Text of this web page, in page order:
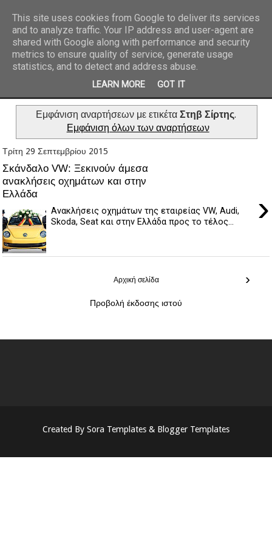
REPORTAZ NET
Εμφάνιση αναρτήσεων με ετικέτα Στηβ Σίρτης.
Εμφάνιση όλων των αναρτήσεων
Τρίτη 29 Σεπτεμβρίου 2015
Σκάνδαλο VW: Ξεκινούν άμεσα
ανακλήσεις οχημάτων και στην
Ελλάδα
›
Ανακλήσεις οχημάτων της εταιρείας VW, Audi,
Skoda, Seat και στην Ελλάδα προς το τέλος...
›
Αρχική σελίδα
Προβολή έκδοσης ιστού
Created By Sora Templates & Blogger Templates
This site uses cookies from Google to deliver its services
and to analyze traffic. Your IP address and user-agent are
shared with Google along with performance and security
metrics to ensure quality of service, generate usage
statistics, and to detect and address abuse.
LEARN MORE GOT IT